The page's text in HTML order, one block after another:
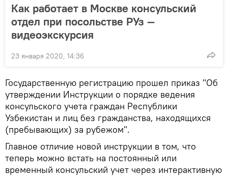
Как работает в Москве консульский
отдел при посольстве РУз —
видеоэкскурсия
23 января 2020, 14:36
Государственную регистрацию прошел приказ "Об
утверждении Инструкции о порядке ведения
консульского учета граждан Республики
Узбекистан и лиц без гражданства, находящихся
(пребывающих) за рубежом".
Главное отличие новой инструкции в том, что
теперь можно встать на постоянный или
временный консульский учет через интерактивную